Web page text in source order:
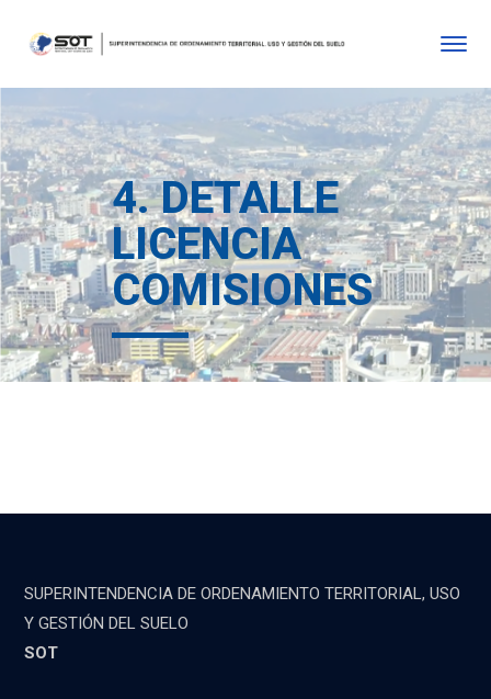
4. DETALLE
LICENCIA
COMISIONES
SUPERINTENDENCIA DE ORDENAMIENTO TERRITORIAL, USO
Y GESTIÓN DEL SUELO
SOT